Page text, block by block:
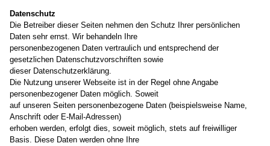
Datenschutz
Die Betreiber dieser Seiten nehmen den Schutz Ihrer persönlichen
Daten sehr ernst. Wir behandeln Ihre
personenbezogenen Daten vertraulich und entsprechend der
gesetzlichen Datenschutzvorschriften sowie
dieser Datenschutzerklärung.
Die Nutzung unserer Webseite ist in der Regel ohne Angabe
personenbezogener Daten möglich. Soweit
auf unseren Seiten personenbezogene Daten (beispielsweise Name,
Anschrift oder E-Mail-Adressen)
erhoben werden, erfolgt dies, soweit möglich, stets auf freiwilliger
Basis. Diese Daten werden ohne Ihre